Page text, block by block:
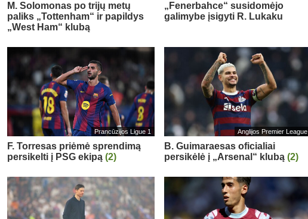
M. Solomonas po trijų metų
paliks „Tottenham“ ir papildys
„West Ham“ klubą
„Fenerbahce“ susidomėjo
galimybe įsigyti R. Lukaku
Prancūzijos Ligue 1
F. Torresas priėmė sprendimą
persikelti į PSG ekipą(2)
Anglijos Premier League
B. Guimaraesas oficialiai
persikėlė į „Arsenal“ klubą (2)